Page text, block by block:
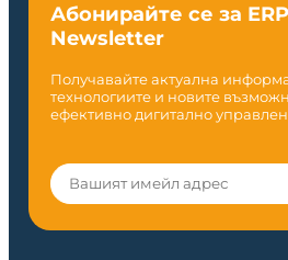
Абонирайте се за
Newsletter
Получавайте актуална
технологиите и новите
ефективно дигитално